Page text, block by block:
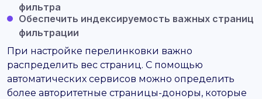
фильтра
Обеспечить индексируемость важных страниц
фильтрации
При настройке перелинковки важно
распределить вес страниц. С помощью
автоматических сервисов можно определить
более авторитетные страницы-доноры, которые